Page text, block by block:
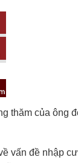
thăm của ông
vấn đề nhập